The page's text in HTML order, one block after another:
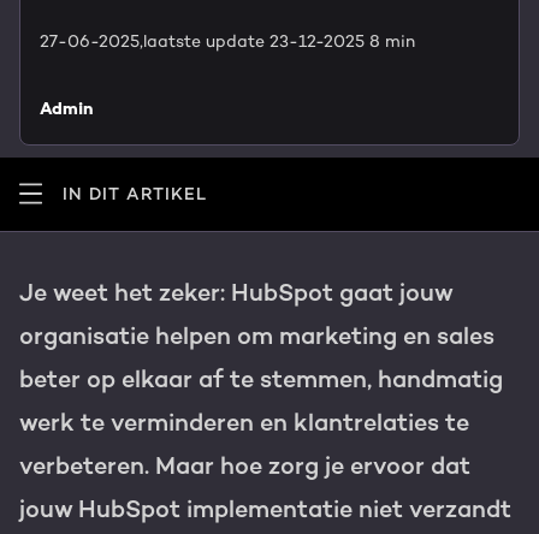
Digital marketing
Content & design
AI services
WEBSITE SERVICES
HubSpot websites
HubSpot partner
Werken bij
Kennisbank
PORTAL REVIEW
Haal alles uit je HubSpot licentie
Gratis portal scan
27-06-2025,laatste update 23-12-2025 8 min
Admin
IN DIT ARTIKEL
Je weet het zeker: HubSpot gaat jouw
organisatie helpen om marketing en sales
beter op elkaar af te stemmen, handmatig
werk te verminderen en klantrelaties te
verbeteren. Maar hoe zorg je ervoor dat
jouw HubSpot implementatie niet verzandt